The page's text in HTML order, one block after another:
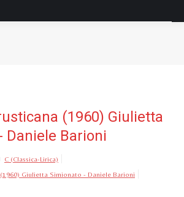
(1960) Giulietta
Daniele Barioni
C (Classica-Lirica)
Giulietta Simionato - Daniele Barioni